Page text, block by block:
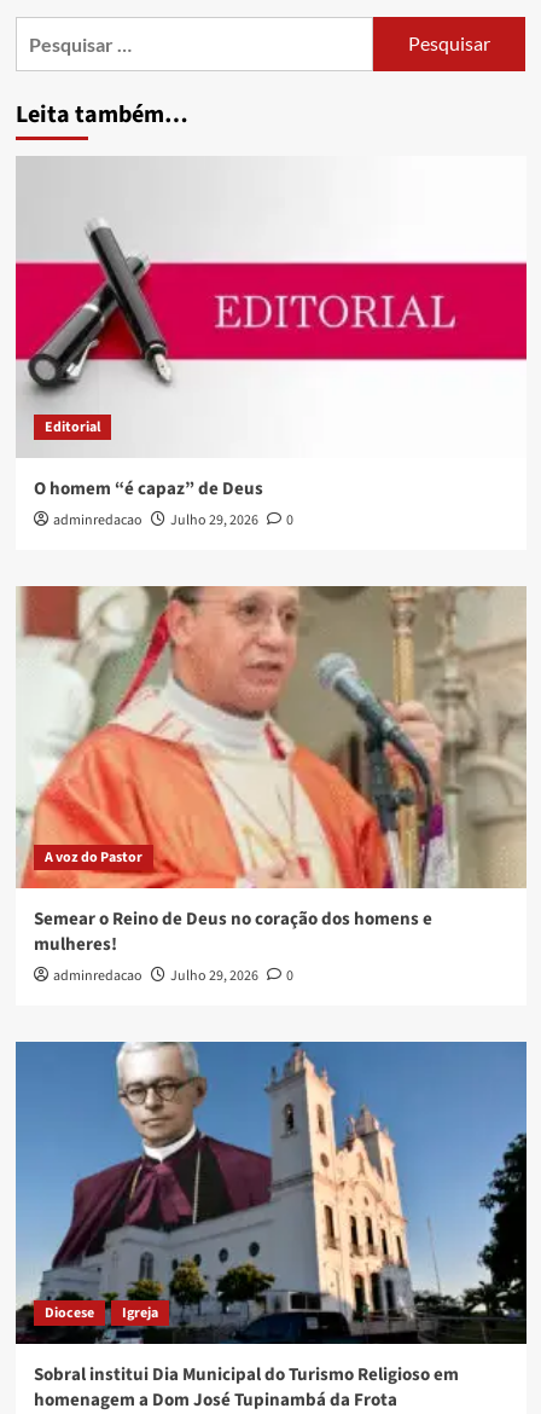
Leita também…
Editorial
O homem “é capaz” de Deus
adminredacao Julho 29, 2026 0
A voz do Pastor
Semear o Reino de Deus no coração dos homens e
mulheres!
adminredacao Julho 29, 2026 0
Diocese Igreja
Sobral institui Dia Municipal do Turismo Religioso em
homenagem a Dom José Tupinambá da Frota